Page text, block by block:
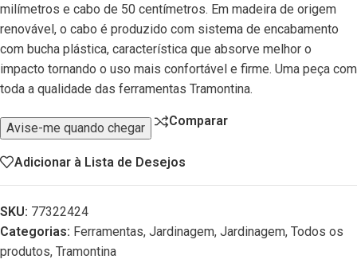
milímetros e cabo de 50 centímetros. Em madeira de origem
renovável, o cabo é produzido com sistema de encabamento
com bucha plástica, característica que absorve melhor o
impacto tornando o uso mais confortável e firme. Uma peça com
toda a qualidade das ferramentas Tramontina.
Avise-me quando chegar Comparar
Adicionar à Lista de Desejos
SKU: 77322424
Categorias: Ferramentas, Jardinagem, Jardinagem, Todos os
produtos, Tramontina